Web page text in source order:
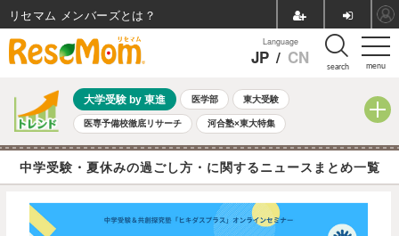
menu
Language
JP / CN search
大学受験 by 東進 医学部 東大受験
医専予備校徹底リサーチ 河合塾×東大特集
親子で考える大学選び 高校受験 中学受験 小学校受験
共通テスト 夏休み 8月開催学校説明会・相談会
自由研究教材（小学生向け） 自由研究教材（中学生向け）
中学受験・夏休みの過ごし方・に関するニュースまとめ一覧
リセマム メンバーズ